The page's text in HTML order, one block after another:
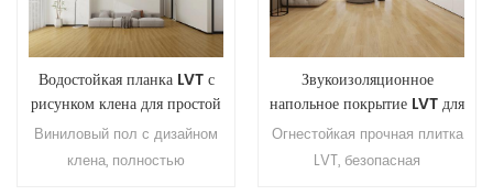
Водостойкая планка LVT с
рисунком клена для простой
укладки
Виниловый пол с дизайном
клена, полностью
Звукоизоляционное
напольное покрытие LVT для
домашнего интерьера
Огнестойкая прочная плитка
LVT, безопасная